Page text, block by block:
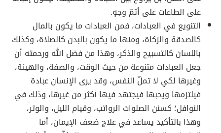
على الطاعات على أتمّ وجهٍ.
التنويع في العبادات، فمن العبادات ما يكون بالمال
كالصدقة والزكاة، ومنها ما يكون بالبدن كالصلاة، وكذلك
باللسان كالتسبيح والذكر، وهذا من فضل الله ورحمته أن
جعل العبادات متنوعة من حيث الوقت، والصفة، والهيئة،
وغيرها لكي لا تملّ النفس، وقد يرى الإنسان عبادة
فيلتزمها ويحبها فيجتهد فيها أكثر من غيرها، وذلك في
النوافل؛ كسنن الصلوات الرواتب، وقيام الليل، والوتر،
وهذا بالتأكيد يساعد في علاج ضعف الإيمان، أما